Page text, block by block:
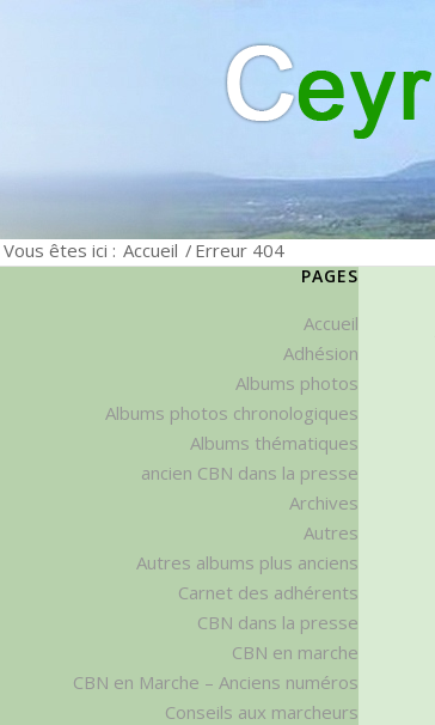
Vous êtes ici : Accueil / Erreur 404
PAGES
Accueil
Adhésion
Albums photos
Albums photos chronologiques
Albums thématiques
ancien CBN dans la presse
Archives
Autres
Autres albums plus anciens
Carnet des adhérents
CBN dans la presse
CBN en marche
CBN en Marche – Anciens numéros
Conseils aux marcheurs